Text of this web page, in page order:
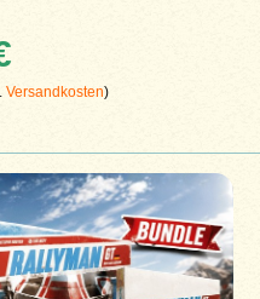
Versandkosten)